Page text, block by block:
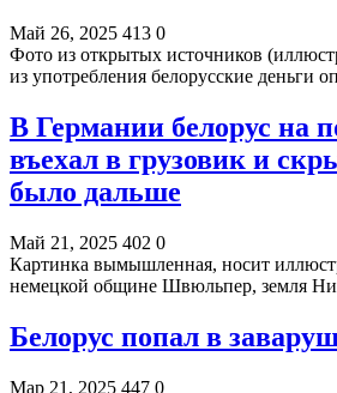
Май 26, 2025 413 0
Фото из открытых источников
из употребления белорусские деньги
В Германии белорус на
въехал в грузовик и
было дальше
Май 21, 2025 402 0
Картинка вымышленная, носит
немецкой общине Швюльпер, земля
Белорус попал в
Мар 21, 2025 447 0